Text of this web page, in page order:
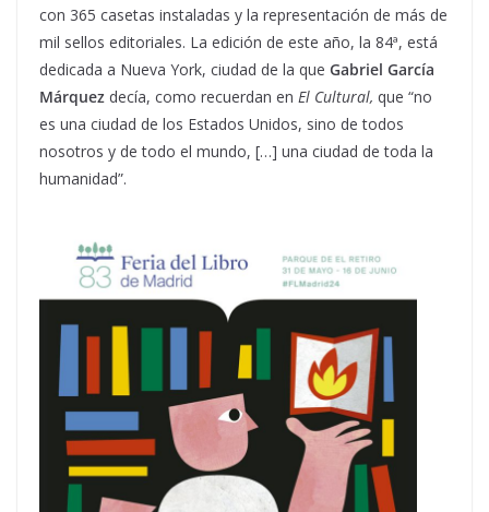
con 365 casetas instaladas y la representación de más de
mil sellos editoriales. La edición de este año, la 84ª, está
dedicada a Nueva York, ciudad de la que Gabriel García
Márquez decía, como recuerdan en El Cultural, que “no
es una ciudad de los Estados Unidos, sino de todos
nosotros y de todo el mundo, […] una ciudad de toda la
humanidad”.